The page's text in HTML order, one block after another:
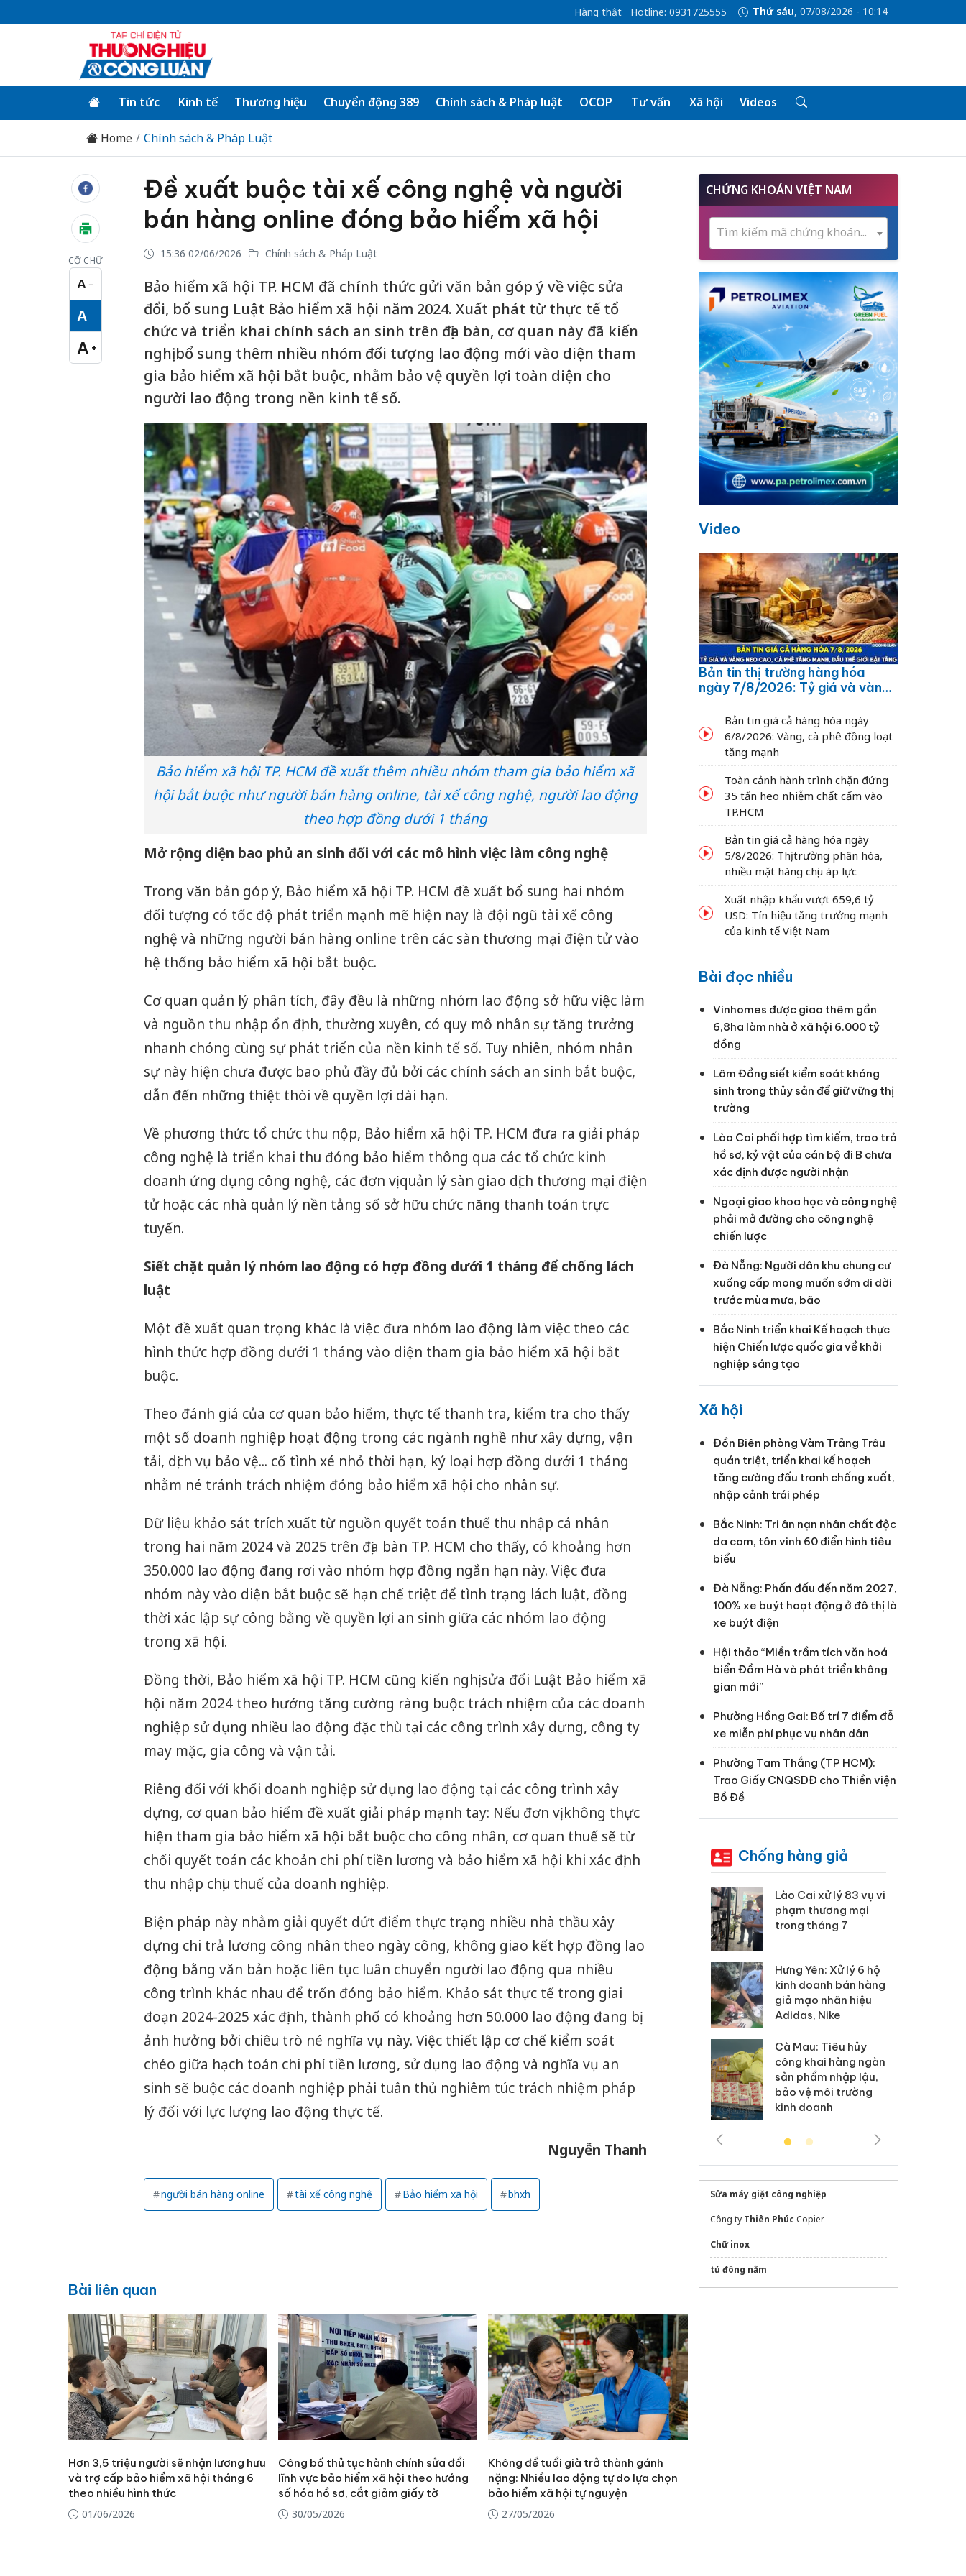
Hàng thật Hotline: 0931725555 Thứ sáu, 07/08/2026 - 10:14
Tin tức Kinh tế Thương hiệu Chuyển động 389 Chính sách & Pháp luật OCOP Tư vấn Xã hội Videos
Home Chính sách & Pháp Luật
CỠ CHỮ
A −
Cỡ chữ nhỏ
A
Cỡ chữ vừa
A +
Cỡ chữ lớn
Đề xuất buộc tài xế công nghệ và người
bán hàng online đóng bảo hiểm xã hội
15:36 02/06/2026 Chính sách & Pháp Luật
Bảo hiểm xã hội TP. HCM đã chính thức gửi văn bản góp ý về việc sửa
đổi, bổ sung Luật Bảo hiểm xã hội năm 2024. Xuất phát từ thực tế tổ
chức và triển khai chính sách an sinh trên địa bàn, cơ quan này đã kiến
nghị bổ sung thêm nhiều nhóm đối tượng lao động mới vào diện tham
gia bảo hiểm xã hội bắt buộc, nhằm bảo vệ quyền lợi toàn diện cho
người lao động trong nền kinh tế số.
Bảo hiểm xã hội TP. HCM đề xuất thêm nhiều nhóm tham gia bảo hiểm xã
hội bắt buộc như người bán hàng online, tài xế công nghệ, người lao động
theo hợp đồng dưới 1 tháng
Mở rộng diện bao phủ an sinh đối với các mô hình việc làm công nghệ
Trong văn bản góp ý, Bảo hiểm xã hội TP. HCM đề xuất bổ sung hai nhóm
đối tượng có tốc độ phát triển mạnh mẽ hiện nay là đội ngũ tài xế công
nghệ và những người bán hàng online trên các sàn thương mại điện tử vào
hệ thống bảo hiểm xã hội bắt buộc.
Cơ quan quản lý phân tích, đây đều là những nhóm lao động sở hữu việc làm
và nguồn thu nhập ổn định, thường xuyên, có quy mô nhân sự tăng trưởng
nhanh chóng cùng sự phát triển của nền kinh tế số. Tuy nhiên, nhóm nhân
sự này hiện chưa được bao phủ đầy đủ bởi các chính sách an sinh bắt buộc,
dẫn đến những thiệt thòi về quyền lợi dài hạn.
Về phương thức tổ chức thu nộp, Bảo hiểm xã hội TP. HCM đưa ra giải pháp
công nghệ là triển khai thu đóng bảo hiểm thông qua các tổ chức kinh
doanh ứng dụng công nghệ, các đơn vị quản lý sàn giao dịch thương mại điện
tử hoặc các nhà quản lý nền tảng số sở hữu chức năng thanh toán trực
tuyến.
Siết chặt quản lý nhóm lao động có hợp đồng dưới 1 tháng để chống lách
luật
Một đề xuất quan trọng khác là việc đưa nhóm lao động làm việc theo các
hình thức hợp đồng dưới 1 tháng vào diện tham gia bảo hiểm xã hội bắt
buộc.
Theo đánh giá của cơ quan bảo hiểm, thực tế thanh tra, kiểm tra cho thấy
một số doanh nghiệp hoạt động trong các ngành nghề như xây dựng, vận
tải, dịch vụ bảo vệ... cố tình xé nhỏ thời hạn, ký loại hợp đồng dưới 1 tháng
nhằm né tránh trách nhiệm đóng bảo hiểm xã hội cho nhân sự.
Dữ liệu khảo sát trích xuất từ nguồn quyết toán thuế thu nhập cá nhân
trong hai năm 2024 và 2025 trên địa bàn TP. HCM cho thấy, có khoảng hơn
350.000 lao động đang rơi vào nhóm hợp đồng ngắn hạn này. Việc đưa
nhóm này vào diện bắt buộc sẽ hạn chế triệt để tình trạng lách luật, đồng
thời xác lập sự công bằng về quyền lợi an sinh giữa các nhóm lao động
trong xã hội.
Đồng thời, Bảo hiểm xã hội TP. HCM cũng kiến nghị sửa đổi Luật Bảo hiểm xã
hội năm 2024 theo hướng tăng cường ràng buộc trách nhiệm của các doanh
nghiệp sử dụng nhiều lao động đặc thù tại các công trình xây dựng, công ty
may mặc, gia công và vận tải.
Riêng đối với khối doanh nghiệp sử dụng lao động tại các công trình xây
dựng, cơ quan bảo hiểm đề xuất giải pháp mạnh tay: Nếu đơn vị không thực
hiện tham gia bảo hiểm xã hội bắt buộc cho công nhân, cơ quan thuế sẽ từ
chối quyết toán các khoản chi phí tiền lương và bảo hiểm xã hội khi xác định
thu nhập chịu thuế của doanh nghiệp.
Biện pháp này nhằm giải quyết dứt điểm thực trạng nhiều nhà thầu xây
dựng chi trả lương công nhân theo ngày công, không giao kết hợp đồng lao
động bằng văn bản hoặc liên tục luân chuyển người lao động qua nhiều
công trình khác nhau để trốn đóng bảo hiểm. Khảo sát thực tế trong giai
đoạn 2024-2025 xác định, thành phố có khoảng hơn 50.000 lao động đang bị
ảnh hưởng bởi chiêu trò né nghĩa vụ này. Việc thiết lập cơ chế kiểm soát
chéo giữa hạch toán chi phí tiền lương, sử dụng lao động và nghĩa vụ an
sinh sẽ buộc các doanh nghiệp phải tuân thủ nghiêm túc trách nhiệm pháp
lý đối với lực lượng lao động thực tế.
Nguyễn Thanh
người bán hàng online tài xế công nghệ Bảo hiểm xã hội bhxh
Bài liên quan
Hơn 3,5 triệu người sẽ nhận lương hưu
và trợ cấp bảo hiểm xã hội tháng 6
theo nhiều hình thức
01/06/2026
Công bố thủ tục hành chính sửa đổi
lĩnh vực bảo hiểm xã hội theo hướng
số hóa hồ sơ, cắt giảm giấy tờ
30/05/2026
Không để tuổi già trở thành gánh
nặng: Nhiều lao động tự do lựa chọn
bảo hiểm xã hội tự nguyện
27/05/2026
CHỨNG KHOÁN VIỆT NAM
Tìm kiếm mã chứng khoán...
Video
Bản tin thị trường hàng hóa
ngày 7/8/2026: Tỷ giá và vàng
dầu thế giới bật tăng
Bản tin giá cả hàng hóa ngày
6/8/2026: Vàng, cà phê đồng loạt
tăng mạnh
Toàn cảnh hành trình chặn đứng
35 tấn heo nhiễm chất cấm vào
TP.HCM
Bản tin giá cả hàng hóa ngày
5/8/2026: Thị trường phân hóa,
nhiều mặt hàng chịu áp lực
Xuất nhập khẩu vượt 659,6 tỷ
USD: Tín hiệu tăng trưởng mạnh
của kinh tế Việt Nam
Bài đọc nhiều
Vinhomes được giao thêm gần
6,8ha làm nhà ở xã hội 6.000 tỷ
đồng
Lâm Đồng siết kiểm soát kháng
sinh trong thủy sản để giữ vững thị
trường
Lào Cai phối hợp tìm kiếm, trao trả
hồ sơ, kỷ vật của cán bộ đi B chưa
xác định được người nhận
Ngoại giao khoa học và công nghệ
phải mở đường cho công nghệ
chiến lược
Đà Nẵng: Người dân khu chung cư
xuống cấp mong muốn sớm di dời
trước mùa mưa, bão
Bắc Ninh triển khai Kế hoạch thực
hiện Chiến lược quốc gia về khởi
nghiệp sáng tạo
Xã hội
Đồn Biên phòng Vàm Trảng Trâu
quán triệt, triển khai kế hoạch
tăng cường đấu tranh chống xuất,
nhập cảnh trái phép
Bắc Ninh: Tri ân nạn nhân chất độc
da cam, tôn vinh 60 điển hình tiêu
biểu
Đà Nẵng: Phấn đấu đến năm 2027,
100% xe buýt hoạt động ở đô thị là
xe buýt điện
Hội thảo “Miền trầm tích văn hoá
biển Đầm Hà và phát triển không
gian mới”
Phường Hồng Gai: Bố trí 7 điểm đỗ
xe miễn phí phục vụ nhân dân
Phường Tam Thắng (TP HCM):
Trao Giấy CNQSDĐ cho Thiền viện
Bồ Đề
Chống hàng giả
án sản xuất, buôn
bán yến sào giả
Thanh Hóa: Tìm bị
hại trong vụ án buôn
bán bình sữa
Moyuum giả
An Giang: Đối tượng
chủ mưu đường dây
bán hàng giả tại Phú
Quốc ra đầu thú
Lào Cai xử lý 83 vụ vi
phạm thương mại
trong tháng 7
Hưng Yên: Xử lý 6 hộ
kinh doanh bán hàng
giả mạo nhãn hiệu
Adidas, Nike
Cà Mau: Tiêu hủy
công khai hàng ngàn
sản phẩm nhập lậu,
bảo vệ môi trường
kinh doanh
Sửa máy giặt công nghiệp
Công ty Thiên Phúc Copier
Chữ inox
tủ đông nằm